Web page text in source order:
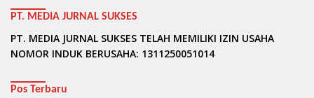
PT. MEDIA JURNAL SUKSES
PT. MEDIA JURNAL SUKSES TELAH MEMILIKI IZIN USAHA
NOMOR INDUK BERUSAHA: 1311250051014
Pos Terbaru